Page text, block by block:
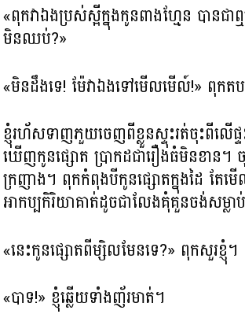
«ពុកវាឯងប្រស់ស្អីក្នុងកូនពាងហ្មែន បានជ
មិនឈប់?»
«មិនដឹងទេ! ម៉ែវាឯងទៅមើលមើល៍!» ពុកត
ខ្ញុំរហ័សទាញភួយចេញពីខ្លួនស្ទុះរត់ចុះពីលើ
ឃើញកូនផ្សោត​ ប្រាកដជារឿងធំមិនខាន។​
ក្រញាង។​ ពុកកំពុងបីកូនផ្សោតក្នុងដៃ តែ
អាកប្បកិរិយាគាត់ដូចជាលែងគុំគួនចង់សម្ល
«នេះកូនផ្សោតពីម្សិលមែនទេ?» ពុកសួរខ្ញុំ។
«បាទ!» ខ្ញុំឆ្លើយទាំងញ័រមាត់។